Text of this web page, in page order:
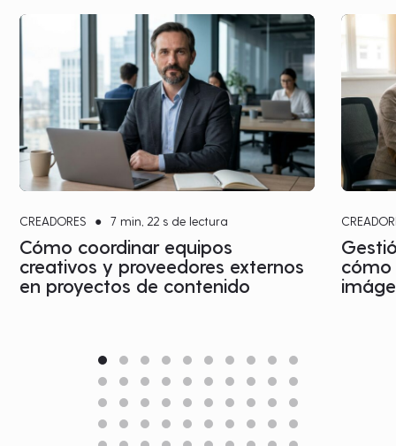
CREADORES ● 7 min, 22 s de lectura
Cómo coordinar equipos
creativos y proveedores externos
en proyectos de contenido
cómo